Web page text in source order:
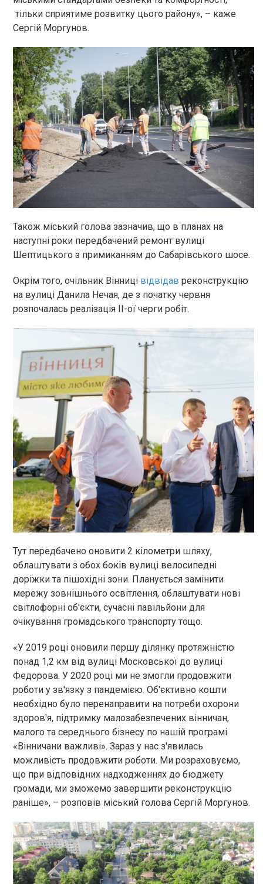
тільки сприятиме розвитку цього району», – каже
Сергій Моргунов.
Також міський голова зазначив, що в планах на
наступні роки передбачений ремонт вулиці
Шептицького з примиканням до Сабарівського шосе.
Окрім того, очільник Вінниці відвідав реконструкцію
на вулиці Данила Нечая, де з початку червня
розпочалась реалізація ІІ-ої черги робіт.
Тут передбачено оновити 2 кілометри шляху,
облаштувати з обох боків вулиці велосипедні
доріжки та пішохідні зони. Планується замінити
мережу зовнішнього освітлення, облаштувати нові
світлофорні об'єкти, сучасні павільйони для
очікування громадського транспорту тощо.
«У 2019 році оновили першу ділянку протяжністю
понад 1,2 км від вулиці Московської до вулиці
Федорова. У 2020 році ми не змогли продовжити
роботи у зв'язку з пандемією. Об'єктивно кошти
необхідно було перенаправити на потреби охорони
здоров'я, підтримку малозабезпечених вінничан,
малого та середнього бізнесу по нашій програмі
«Вінничани важливі». Зараз у нас з'явилась
можливість продовжити роботи. Ми розраховуємо,
що при відповідних надходженнях до бюджету
громади, ми зможемо завершити реконструкцію
раніше», – розповів міський голова Сергій Моргунов.